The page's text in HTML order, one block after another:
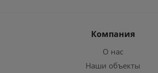
Компания
О нас
Наши объекты